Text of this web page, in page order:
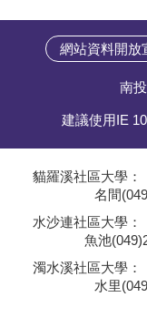
校務行政
網站資料開放
南
建議使用IE
貓羅溪社區大學：
名間
水沙連社區大學：
魚池
濁水溪社區大學：
水里